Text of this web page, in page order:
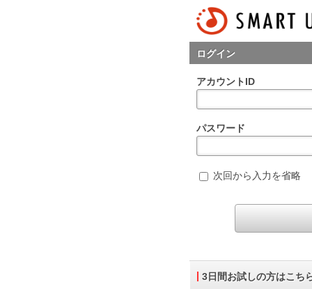
ログイン
アカウントID
パスワード
次回から入力を省略
3日間お試しの方はこち